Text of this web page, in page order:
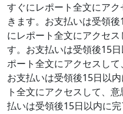
すぐにレポート全文にア
きます。お支払いは受領後
にレポート全文にアクセ
す。お支払いは受領後15日
ポート全文にアクセスして
お支払いは受領後15日以内
ト全文にアクセスして、
払いは受領後15日以内に完